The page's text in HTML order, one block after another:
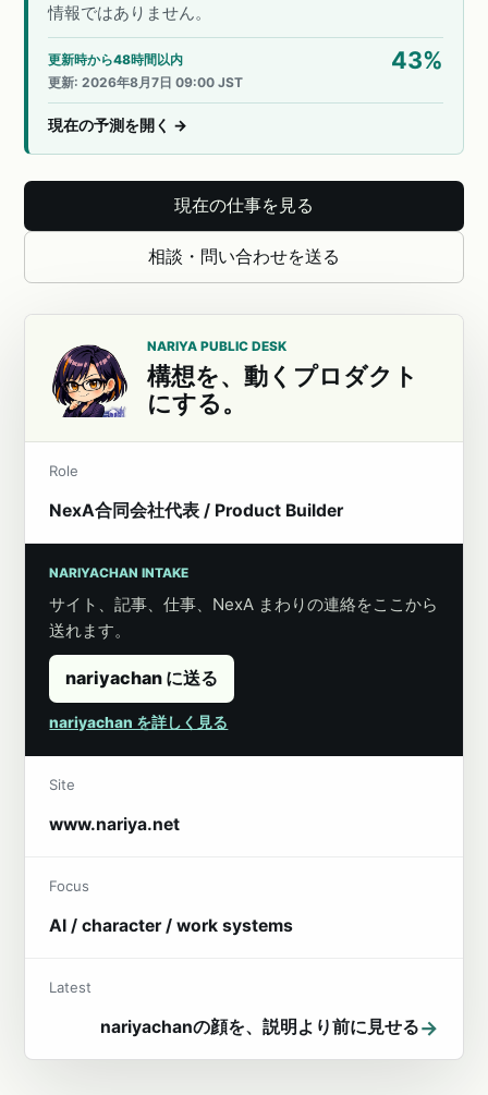
情報ではありません。
更新時から48時間以内 43%
更新:2026年8月7日 09:00 JST
現在の予測を開く →
現在の仕事を見る
相談・問い合わせを送る
NARIYA PUBLIC DESK
構想を、動くプロダクト
にする。
Role
NexA合同会社代表 / Product Builder
NARIYACHAN INTAKE
サイト、記事、仕事、NexA まわりの連絡をここから
送れます。
nariyachan に送る
nariyachan を詳しく見る
Site
www.nariya.net
Focus
AI / character / work systems
Latest
nariyachanの顔を、説明より前に見せる→